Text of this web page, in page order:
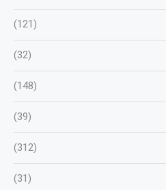
(121)
(32)
(148)
(39)
(312)
(31)